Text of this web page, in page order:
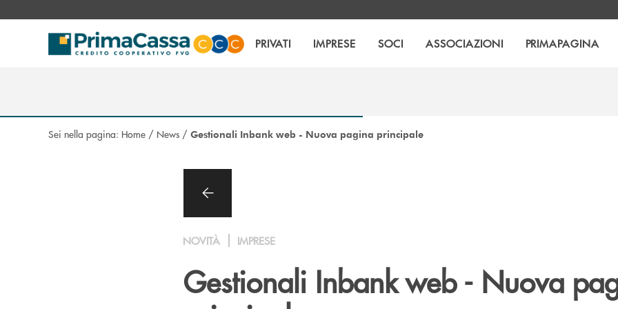
PRIVATI IMPRESE SOCI ASSOCIAZIONI PRIMAPAGINA
Sei nella pagina: Home / News / Gestionali Inbank web - Nuova pagina principale
NOVITÀ IMPRESE
Gestionali Inbank web - Nuova